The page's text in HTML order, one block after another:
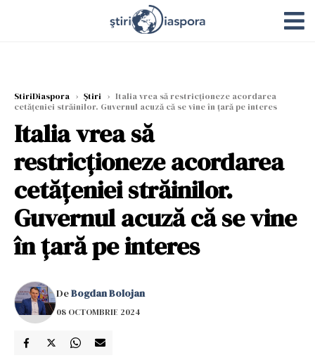
StiriDiaspora › Știri › Italia vrea să restricționeze acordarea
cetățeniei străinilor. Guvernul acuză că se vine în țară pe interes
Italia vrea să
restricționeze acordarea
cetățeniei străinilor.
Guvernul acuză că se vine
în țară pe interes
DeBogdan Bolojan
08 OCTOMBRIE 2024